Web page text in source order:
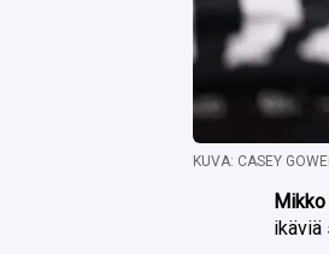
KUVA: CASEY
Mikko
ikäviä